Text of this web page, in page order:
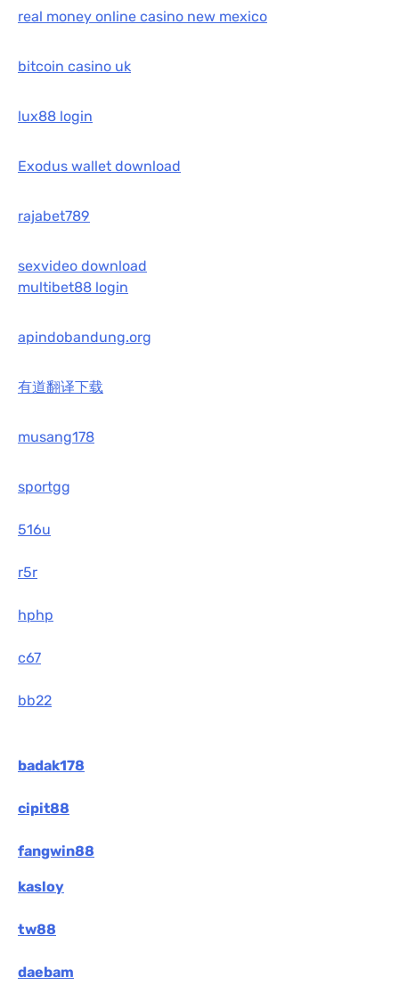
real money online casino new mexico
bitcoin casino uk
lux88 login
Exodus wallet download
rajabet789
sexvideo download
multibet88 login
apindobandung.org
有道翻译下载
musang178
sportgg
516u
r5r
hphp
c67
bb22
badak178
cipit88
fangwin88
kasloy
tw88
daebam